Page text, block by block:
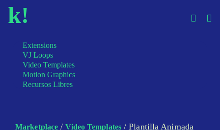
k!
Extensions
VJ Loops
Video Templates
Motion Graphics
Recursos Libres
Marketplace /Video Templates/ Plantilla Animada